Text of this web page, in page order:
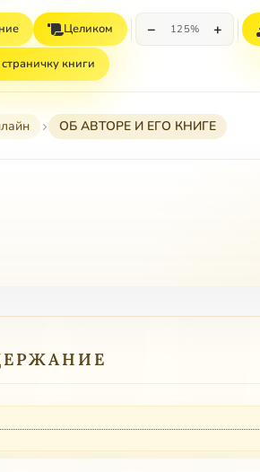
Целиком − 125% +
книги
ОБ АВТОРЕ И ЕГО КНИГЕ